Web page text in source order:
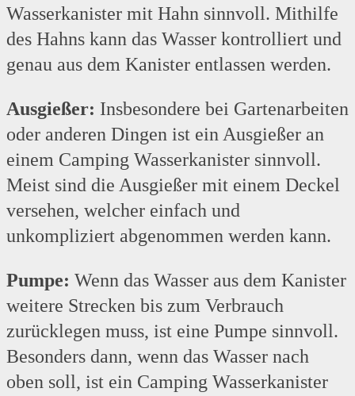
Wasserkanister mit Hahn sinnvoll. Mithilfe
des Hahns kann das Wasser kontrolliert und
genau aus dem Kanister entlassen werden.
Ausgießer: Insbesondere bei Gartenarbeiten
oder anderen Dingen ist ein Ausgießer an
einem Camping Wasserkanister sinnvoll.
Meist sind die Ausgießer mit einem Deckel
versehen, welcher einfach und
unkompliziert abgenommen werden kann.
Pumpe: Wenn das Wasser aus dem Kanister
weitere Strecken bis zum Verbrauch
zurücklegen muss, ist eine Pumpe sinnvoll.
Besonders dann, wenn das Wasser nach
oben soll, ist ein Camping Wasserkanister